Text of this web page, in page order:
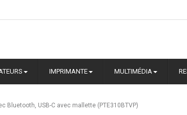
IMPRIMANTE MULTIMÉDIA
Bluetooth, USB-C avec mallette (PTE310BTVP)